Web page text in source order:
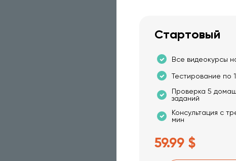
Стартовый
Все видеокурсы
Тестирование по
Проверка 5
заданий
Консультация с
мин
59.99 $